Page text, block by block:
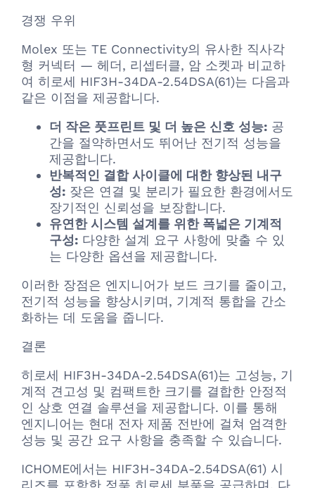
경쟁 우위
Molex 또는 TE Connectivity의 유사한 직사각
형 커넥터 — 헤더, 리셉터클, 암 소켓과 비교하
여 히로세 HIF3H-34DA-2.54DSA(61)는 다음과
같은 이점을 제공합니다.
더 작은 풋프린트 및 더 높은 신호 성능: 공
간을 절약하면서도 뛰어난 전기적 성능을
제공합니다.
반복적인 결합 사이클에 대한 향상된 내구
성: 잦은 연결 및 분리가 필요한 환경에서도
장기적인 신뢰성을 보장합니다.
유연한 시스템 설계를 위한 폭넓은 기계적
구성: 다양한 설계 요구 사항에 맞출 수 있
는 다양한 옵션을 제공합니다.
이러한 장점은 엔지니어가 보드 크기를 줄이고,
전기적 성능을 향상시키며, 기계적 통합을 간소
화하는 데 도움을 줍니다.
결론
히로세 HIF3H-34DA-2.54DSA(61)는 고성능, 기
계적 견고성 및 컴팩트한 크기를 결합한 안정적
인 상호 연결 솔루션을 제공합니다. 이를 통해
엔지니어는 현대 전자 제품 전반에 걸쳐 엄격한
성능 및 공간 요구 사항을 충족할 수 있습니다.
ICHOME에서는 HIF3H-34DA-2.54DSA(61) 시
리즈를 포함한 정품 히로세 부품을 공급하며, 다